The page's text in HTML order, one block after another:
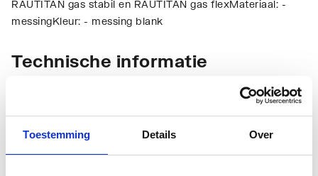
Toestemming Details Over
RAUTITAN gas stabil en RAUTITAN gas flexMateriaal: -
messingKleur: - messing blank
Technische informatie